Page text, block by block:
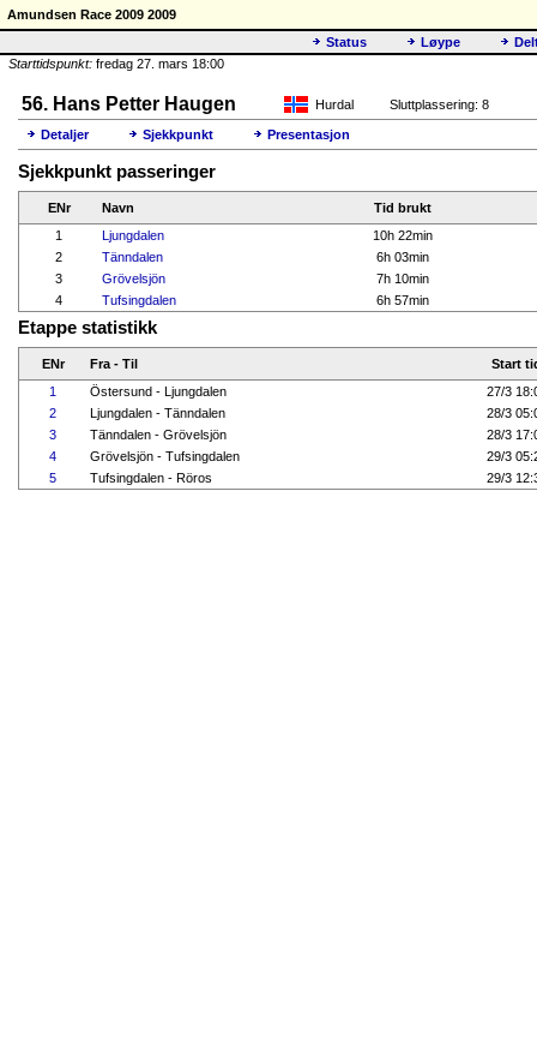
Amundsen Race 2009 2009
Status
Løype
Starttidspunkt: fredag 27. mars 18:00
56. Hans Petter Haugen Hurdal Sluttplassering: 8
Detaljer Sjekkpunkt Presentasjon
Sjekkpunkt passeringer
ENr Navn
Tid brukt
1
Ljungdalen
10h 22min
2
Tänndalen
6h 03min
3
Grövelsjön
7h 10min
4
Tufsingdalen 6h 57min
Etappe statistikk
ENr Fra - Til
Start
1
Östersund - Ljungdalen
27/3
2
Ljungdalen - Tänndalen
28/3
3
Tänndalen - Grövelsjön
28/3
4
Grövelsjön - Tufsingdalen
29/3
5
Tufsingdalen - Röros 29/3